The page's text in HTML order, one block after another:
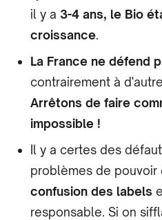
il y a 3-4 ans, le Bio
croissance.
La France ne défend
contrairement à
Arrêtons de faire
impossible !
Il y a certes des
problèmes de pouvoir
confusion des labels
responsable. Si on